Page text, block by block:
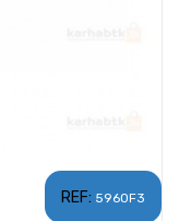
REF: 5960F3